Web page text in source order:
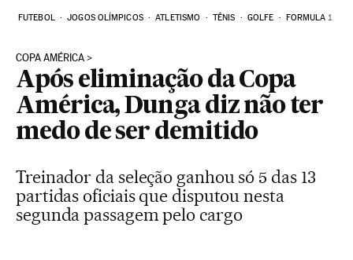
FUTEBOL JOGOS OLÍMPICOS ATLETISMO TÊNIS GOLFE FORMULA 1
COPA AMÉRICA
Após eliminação da Copa
América, Dunga diz não ter
medo de ser demitido
Treinador da seleção ganhou só 5 das 13
partidas oficiais que disputou nesta
segunda passagem pelo cargo